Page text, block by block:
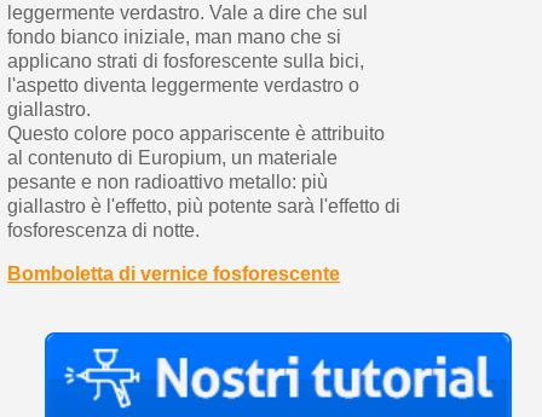
leggermente verdastro. Vale a dire che sul
fondo bianco iniziale, man mano che si
applicano strati di fosforescente sulla bici,
l'aspetto diventa leggermente verdastro o
giallastro.
Questo colore poco appariscente è attribuito
al contenuto di Europium, un materiale
pesante e non radioattivo metallo: più
giallastro è l'effetto, più potente sarà l'effetto di
fosforescenza di notte.
Bomboletta di vernice fosforescente